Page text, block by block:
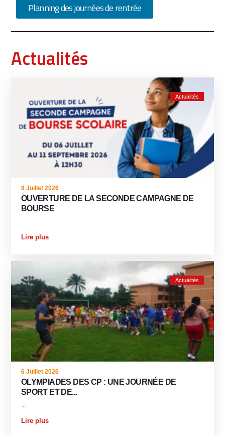
Planning des journées de rentrée
Actualités
Actualités
8 Juillet 2026
OUVERTURE DE LA SECONDE CAMPAGNE DE
BOURSE
Lire plus
Actualités
6 Juillet 2026
OLYMPIADES DES CP : UNE JOURNÉE DE
SPORT ET DE...
Lire plus